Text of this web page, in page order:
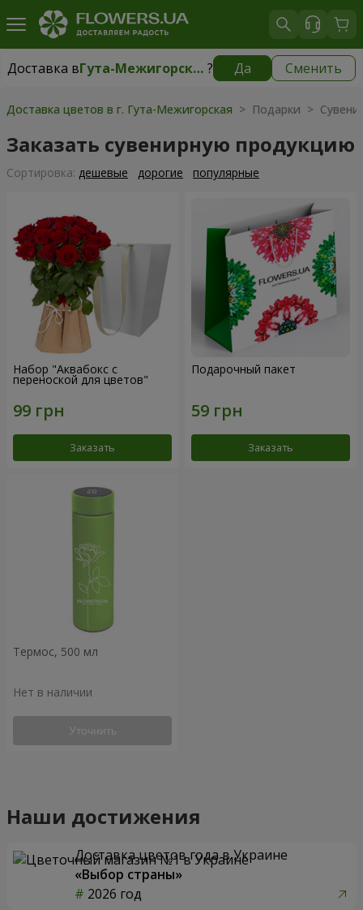
Доставка в Гута-Межигорская ? Да Сменить
Доставка вГута-Межигорская |бесплатно
Доставка цветов в г. Гута-Межигорская > Подарки >
Заказать сувенирную продукцию
Cортировка: дешевые дорогие популярные
Набор "Аквабокс с
переноской для цветов"
Заказать
Подарочный пакет
Заказать
Термос, 500 мл
Нет в наличии
Уточнить
Наши достижения
Доставка цветов года в Украине
«Выбор страны»
2026 год